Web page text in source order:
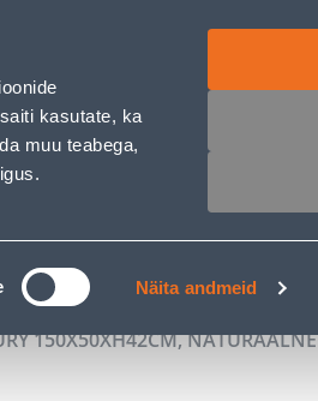
kasutate, ka
muu teabega,
Näita andmeid
Logi sisse
JÄRELMAKS
150X50XH42CM, NATURAALNE